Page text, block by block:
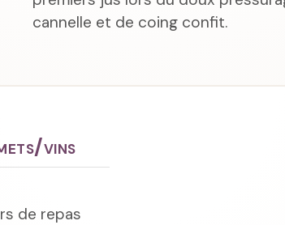
cannelle et de coing confit.
vins
de repas